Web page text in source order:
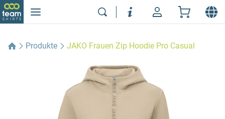
Produkte JAKO Frauen Zip Hoodie Pro Casual